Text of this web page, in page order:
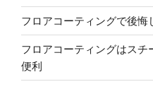
フロアコーティングで後悔
フロアコーティングはスチ
便利